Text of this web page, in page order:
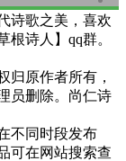
诗歌之美，喜欢
诗人】qq群。
归原作者所有，
员删除。尚仁诗
不同时段发布
可在网站搜索查